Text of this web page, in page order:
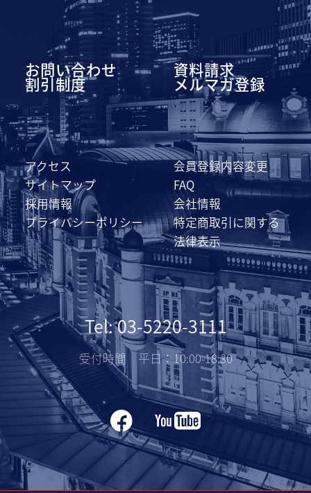
お問い合わせ 資料請求
割引制度 メルマガ登録
アクセス
会員登録内容変更
サイトマップ
FAQ
採用情報
会社情報
プライバシーポリシー
特定商取引に関する
法律表示
Tel: 03-5220-3111
受付時間 平日：10:00-18:30